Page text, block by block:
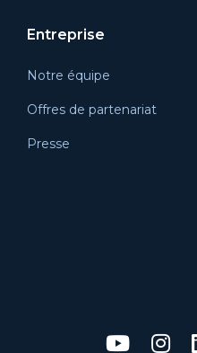
Entreprise
Notre équipe
Offres de partenariat
Presse